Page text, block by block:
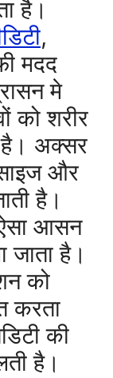
है।
,
मदद
मे
को शरीर
अक्सर
और
है।
आसन
जाता है।
को
करता
की
है।